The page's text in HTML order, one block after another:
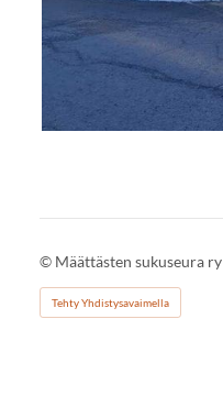
© Määttästen sukuseura ry
Tehty Yhdistysavaimella